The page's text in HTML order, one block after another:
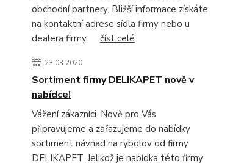
obchodní partnery. Bližší informace získáte
na kontaktní adrese sídla firmy nebo u
dealera firmy. číst celé
23.03.2020
Sortiment firmy DELIKAPET nově v
nabídce!
Vážení zákazníci. Nově pro Vás
připravujeme a zařazujeme do nabídky
sortiment návnad na rybolov od firmy
DELIKAPET. Jelikož je nabídka této firmy